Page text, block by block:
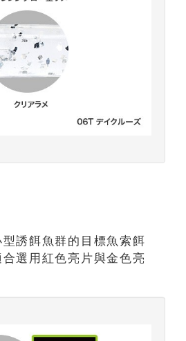
誘餌魚群的目標魚索餌
選用紅色亮片與金色亮